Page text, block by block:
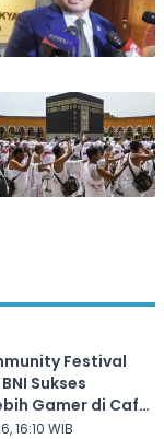
Festival
Sukses
Gamer di Cafe
16:10 WIB